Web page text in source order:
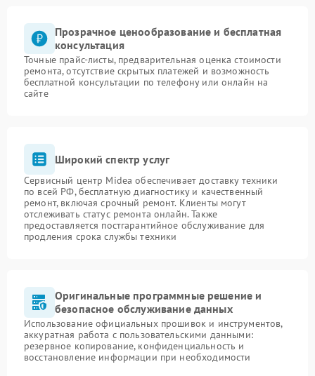
Прозрачное ценообразование и бесплатная
консультация
Точные прайс-листы, предварительная оценка стоимости
ремонта, отсутствие скрытых платежей и возможность
бесплатной консультации по телефону или онлайн на
сайте
Широкий спектр услуг
Сервисный центр Midea обеспечивает доставку техники
по всей РФ, бесплатную диагностику и качественный
ремонт, включая срочный ремонт. Клиенты могут
отслеживать статус ремонта онлайн. Также
предоставляется постгарантийное обслуживание для
продления срока службы техники
Оригинальные программные решение и
безопасное обслуживание данных
Использование официальных прошивок и инструментов,
аккуратная работа с пользовательскими данными:
резервное копирование, конфиденциальность и
восстановление информации при необходимости